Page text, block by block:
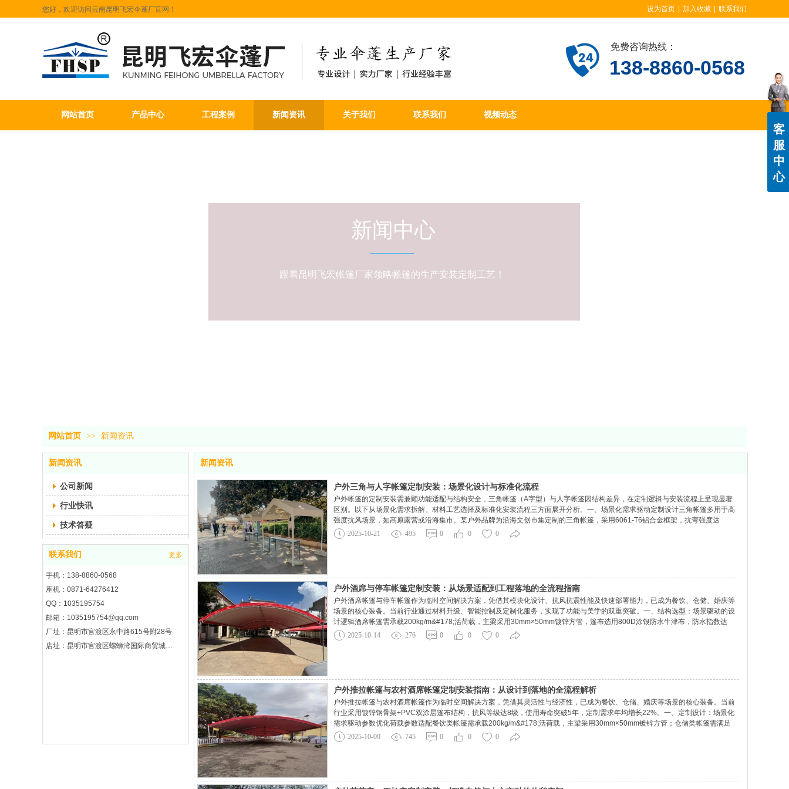
您好，欢迎访问云南昆明飞宏伞蓬厂官网！
138-8860-0568
免费咨询热线：
设为首页 加入收藏 联系我们
网站首页 产品中心 工程案例 新闻资讯 关于我们 联系我们 视频动态
新闻中心
跟着昆明飞宏帐篷厂家领略帐篷的生产安装定制工艺！
网站首页 >> 新闻资讯
新闻资讯
公司新闻
行业快讯
技术答疑
联系我们 更多
手机：138-8860-0568
座机：0871-64276412
QQ：1035195754
邮箱：1035195754@qq.com
厂址：昆明市官渡区永中路615号附28号
店址：昆明市官渡区螺蛳湾国际商贸城2期8区3楼7街3121号
新闻资讯
户外三角与人字帐篷定制安装：场景化设计与标准化流程
户外帐篷的定制安装需兼顾功能适配与结构安全，三角帐篷（A字型）与人字帐篷因结构差异，在定制逻辑与安装流程上呈现显著
区别。以下从场景化需求拆解、材料工艺选择及标准化安装流程三方面展开分析。一、场景化需求驱动定制设计三角帐篷多用于高
强度抗风场景，如高原露营或沿海集市。某户外品牌为沿海文创市集定制的三角帐篷，采用6061-T6铝合金框架，抗弯强度达
320MPa，配合加厚PVC涂层布（防水等级IPX5），在8级风速下仍保持结构稳定。设计上增设360°环形储物袋，可承载50kg设
备，满足摊主陈列需求。人字帐篷则侧重空间利用率与商业展示
2025-10-21 495 0 0 0
户外酒席与停车帐篷定制安装：从场景适配到工程落地的全流程指南
户外酒席帐篷与停车帐篷作为临时空间解决方案，凭借其模块化设计、抗风抗震性能及快速部署能力，已成为餐饮、仓储、婚庆等
场景的核心装备。当前行业通过材料升级、智能控制及定制化服务，实现了功能与美学的双重突破。一、结构选型：场景驱动的设
计逻辑酒席帐篷需承载200kg/m&#178;活荷载，主梁采用30mm×50mm镀锌方管，篷布选用800D涂银防水牛津布，防水指数达
3000MM，可应对暴雨级降水。某四川厂商的定制产品通过加装双层中空玻璃视窗，在保证透光率的同时提升保温性能，使冬季宴
席室内温度提升5℃。停车帐篷则侧重承重与耐久性，立柱选
2025-10-14 276 0 0 0
户外推拉帐篷与农村酒席帐篷定制安装指南：从设计到落地的全流程解析
户外推拉帐篷与农村酒席帐篷作为临时空间解决方案，凭借其灵活性与经济性，已成为餐饮、仓储、婚庆等场景的核心装备。当前
行业采用镀锌钢骨架+PVC双涂层篷布结构，抗风等级达8级，使用寿命突破5年，定制需求年均增长22%。一、定制设计：场景化
需求驱动参数优化荷载参数适配餐饮类帐篷需承载200kg/m&#178;活荷载，主梁采用30mm×50mm镀锌方管；仓储类帐篷需满足
500kg/m&#178;堆码强度，立柱选用双层12号槽钢。例如，某物流中心定制的10m×30m推拉棚，通过有限元分析优化立柱间距至
3.5m，较传统设计节省钢材18%。智能系统集成电动推拉系统配
2025-10-09 745 0 0 0
客
服
中
心